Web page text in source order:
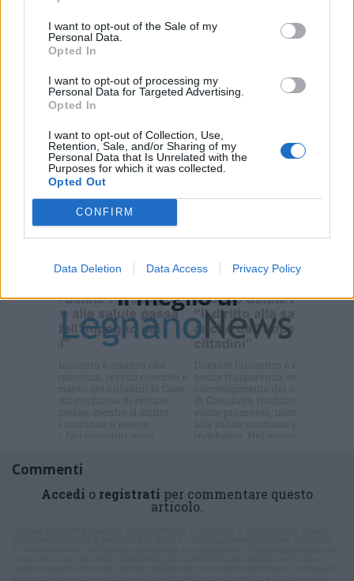
I want to opt-out of the Sale of my
Personal Data.
Opted In
I want to opt-out of processing my
Personal Data for Targeted Advertising.
Opted In
I want to opt-out of Collection, Use,
Retention, Sale, and/or Sharing of my
Personal Data that Is Unrelated with the
Purposes for which it was collected.
Opted Out
CONFIRM
Data Deletion Data Access Privacy Policy
Noi di LegnanoNews abbiamo a cuore l'informazione del
nostro territorio e cerchiamo di essere sempre in prima
linea per informarvi in modo puntuale.
PIÙ INFORMAZIONI SU
parabiago
LEGGI GLI ALTRI ARTICOLI DI
ALTO MILANESE
Selezioniamo per te
Il meglio di
Commenti
Accedi o registrati per commentare questo
articolo.